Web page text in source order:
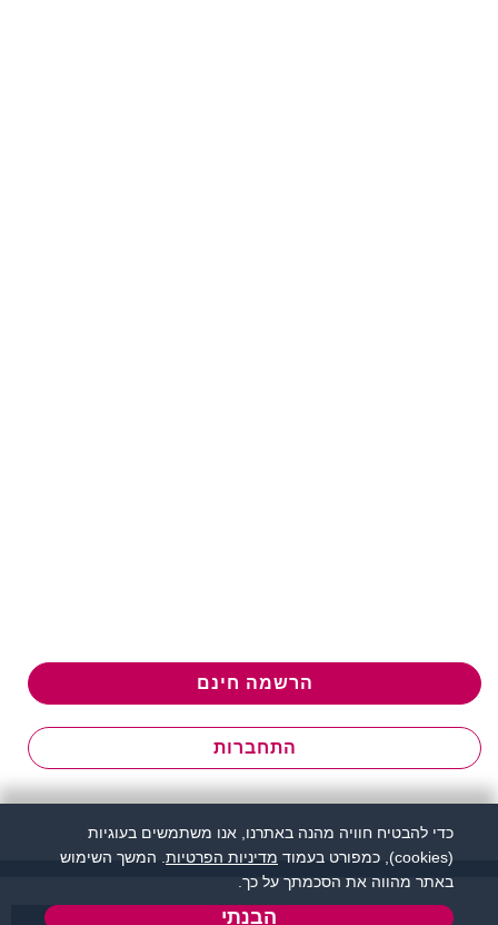
הרשמה חינם
התחברות
כדי להבטיח חוויה מהנה באתרנו, אנו משתמשים בעוגיות
(cookies), כמפורט בעמוד
מדיניות הפרטיות . המשך השימוש
באתר מהווה את הסכמתך על כך.
הבנתי